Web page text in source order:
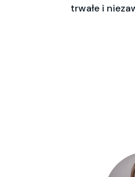
trwałe i